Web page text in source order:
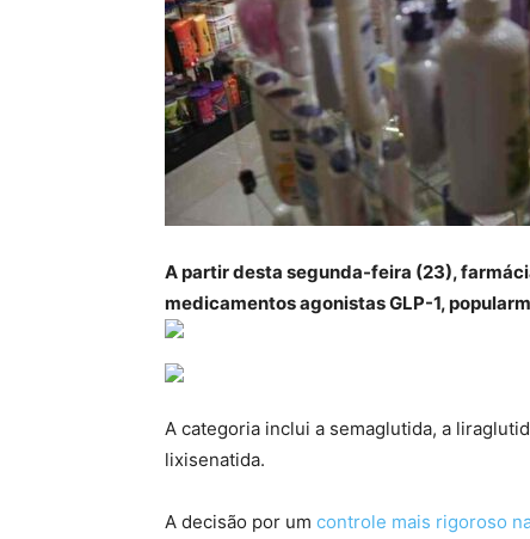
A partir desta segunda-feira (23),
medicamentos agonistas GLP-1,
A categoria inclui a semaglutida, a
lixisenatida.
A decisão por um controle mais rigoroso